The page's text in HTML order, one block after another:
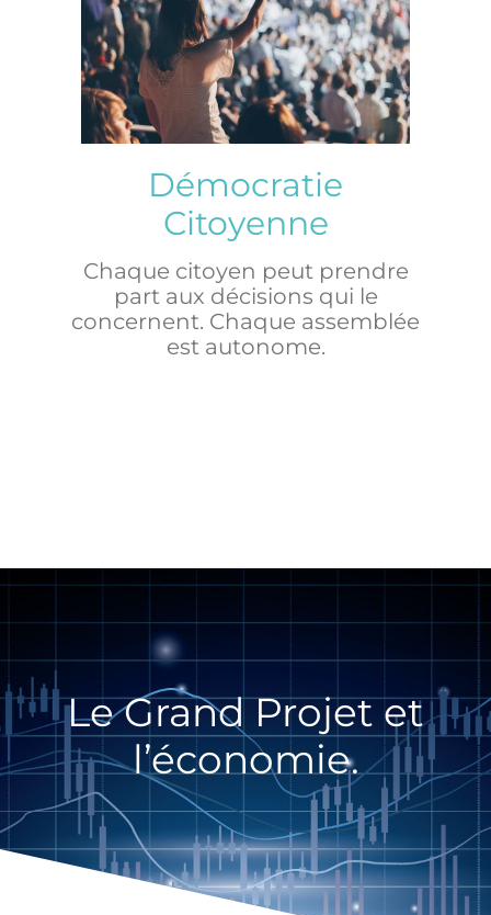
Démocratie
Citoyenne
Chaque citoyen peut prendre
part aux décisions qui le
concernent. Chaque assemblée
est autonome.
Le Grand Projet et
l’économie.